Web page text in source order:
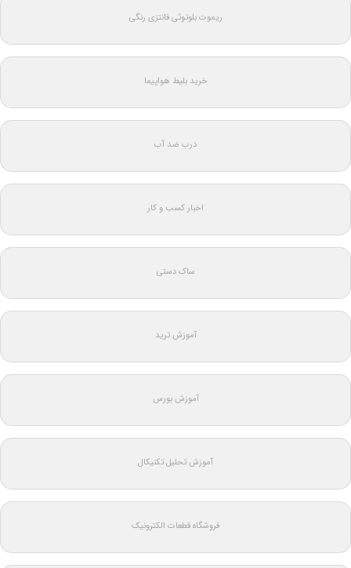
ریموت بلوتوثی فانتزی رنگی
خرید بلیط هواپیما
درب ضد آب
اخبار کسب و کار
ساک دستی
آموزش ترید
آموزش بورس
آموزش تحلیل تکنیکال
فروشگاه قطعات الکترونیک